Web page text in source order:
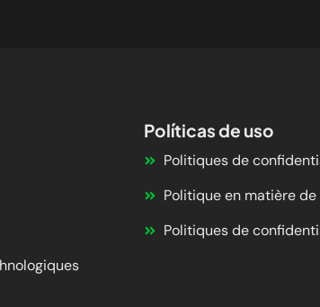
Políticas de uso
Politiques de
Politique en matière
Politiques de